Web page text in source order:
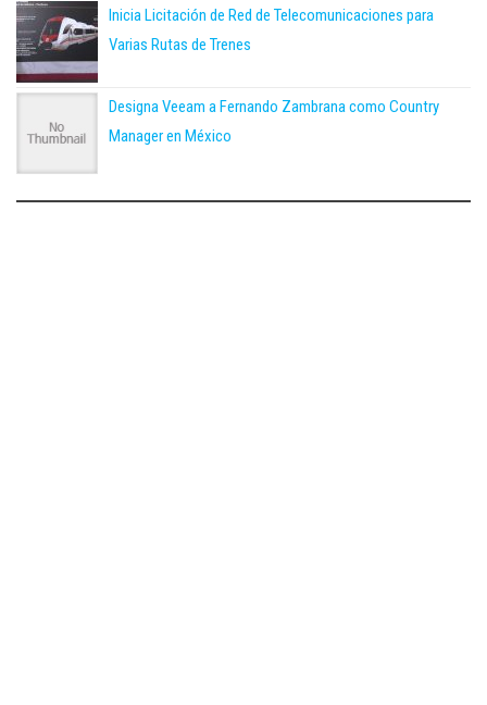
Inicia Licitación de Red de Telecomunicaciones para
Varias Rutas de Trenes
Designa Veeam a Fernando Zambrana como Country
Manager en México